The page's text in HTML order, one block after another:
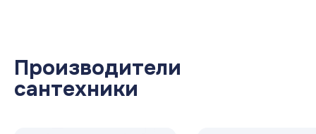
Производители
сантехники